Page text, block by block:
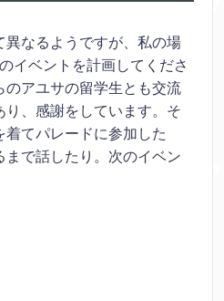
異なるようですが、私の場
イベントを計画してくださ
のアユサの留学生とも交流
り、感謝をしています。そ
てパレードに参加した
まで話したり。次のイベン